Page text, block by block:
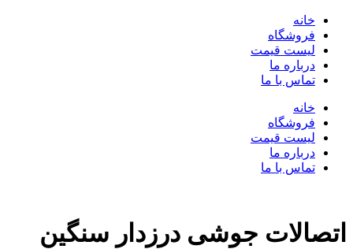
خانه
فروشگاه
لیست قیمت
درباره ما
تماس با ما
خانه
فروشگاه
لیست قیمت
درباره ما
تماس با ما
اتصالات جوشی درزدار سنگین